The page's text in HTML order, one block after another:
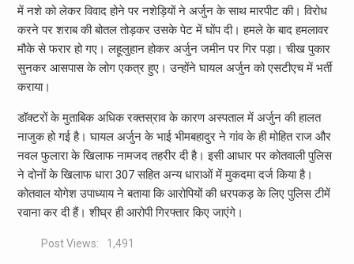
में नशे को लेकर विवाद होने पर नशेड़ियों ने अर्जुन के साथ मारपीट की। विरोध
करने पर शराब की बोतल तोड़कर उसके पेट में घोंप दी। हमले के बाद हमलावर
मौके से फरार हो गए। लहूलुहान होकर अर्जुन जमीन पर गिर पड़ा। चीख पुकार
सुनकर आसपास के लोग एकत्र हुए। उन्होंने घायल अर्जुन को एसटीएच में भर्ती
कराया।
डॉक्टरों के मुताबिक अधिक रक्तस्राव के कारण अस्पताल में अर्जुन की हालत
नाजुक हो गई है। घायल अर्जुन के भाई भीमबहादुर ने गांव के ही मोहित राज और
नवल फुलारा के खिलाफ नामजद तहरीर दी है। इसी आधार पर कोतवाली पुलिस
ने दोनों के खिलाफ धारा 307 सहित अन्य धाराओं में मुकदमा दर्ज किया है।
कोतवाल योगेश उपाध्याय ने बताया कि आरोपियों की धरपकड़ के लिए पुलिस टीमें
रवाना कर दी हैं। शीघ्र ही आरोपी गिरफ्तार किए जाएंगे।
Post Views: 1,491